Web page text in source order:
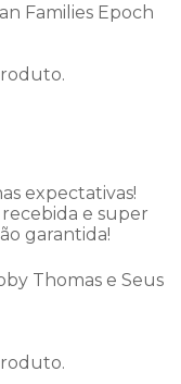
Families Epoch
expectativas!
e super
garantida!
Thomas e Seus